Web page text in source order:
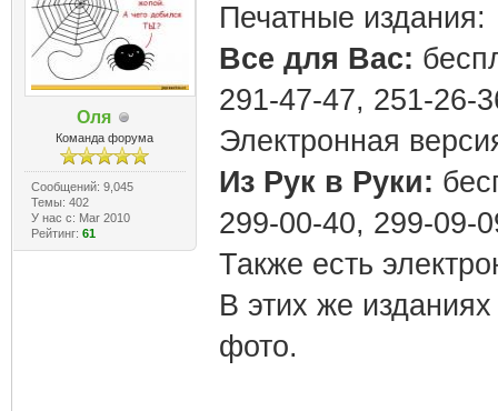
Оля
Команда форума
Сообщений: 9,045
Темы: 402
У нас с: Mar 2010
Рейтинг: 61
Печатные издания:
Все для Вас:
291-47-47, 251-26-
Электронная
Из Рук в Руки:
299-00-40, 299-09-
Также есть
В этих же
фото.